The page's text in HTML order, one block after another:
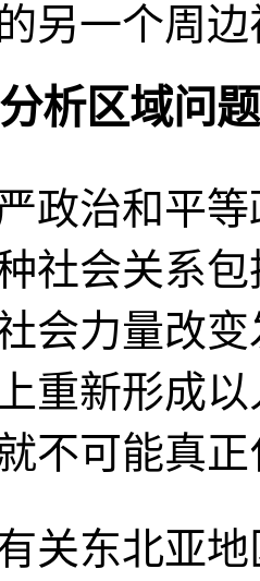
另一个周
析区域问题
政治和平
社会关系
会力量改
重新形成
不可能真
关东北亚